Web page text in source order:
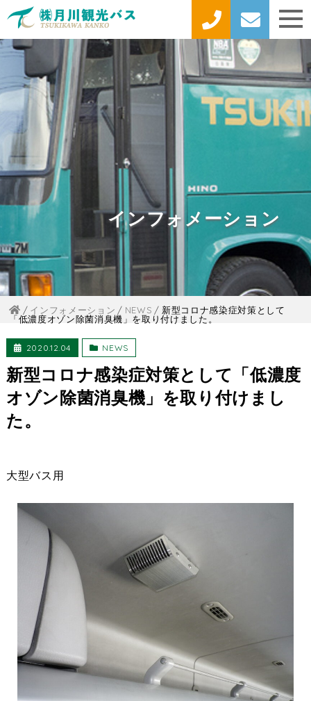
インフォメーション
インフォメーション NEWS
新型コロナ感染症対策として
「低濃度オゾン除菌消臭機」を取り付けました。
2020.12.04 NEWS
新型コロナ感染症対策として「低濃度
オゾン除菌消臭機」を取り付けまし
た。
大型バス用